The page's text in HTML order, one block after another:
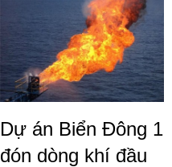
Dự án Biển Đông 1
đón dòng khí đầu